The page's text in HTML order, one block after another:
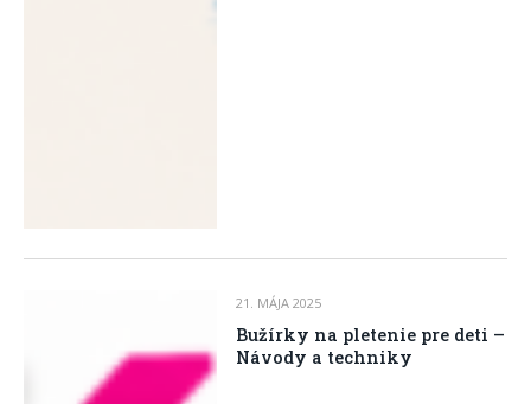
21. MÁJA 2025
Bužírky na pletenie pre deti –
Návody a techniky